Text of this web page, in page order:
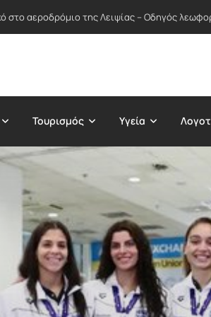
στο αεροδρόμιο της Λειψίας – Οδηγός
Τουρισμός Υγεία